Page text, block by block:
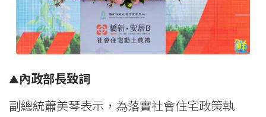
▲內政部長致詞
副總統蕭美琴表示，為落實社會住宅政策執